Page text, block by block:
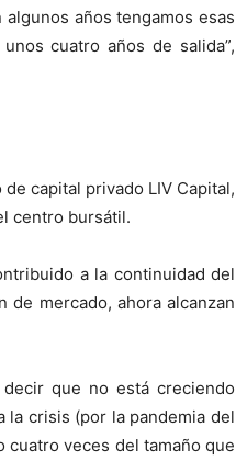
años tengamos esas
cuatro años de salida”,
capital privado LIV Capital,
centro bursátil.
a la continuidad del
de mercado, ahora alcanzan
que no está creciendo
la crisis (por la pandemia del
veces del tamaño que